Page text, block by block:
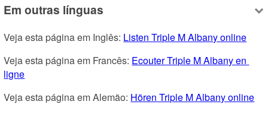
Em outras línguas
Veja esta página em Inglês: Listen Triple M Albany online
Veja esta página em Francês: Ecouter Triple M Albany en
ligne
Veja esta página em Alemão: Hören Triple M Albany online